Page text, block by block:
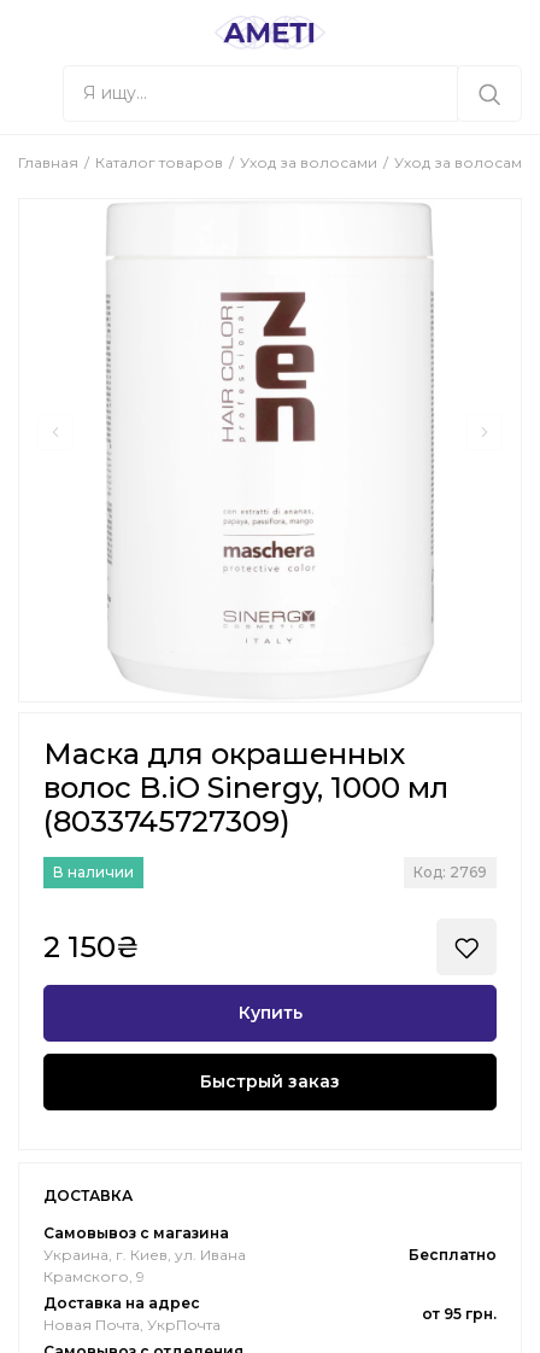
Главная Каталог товаров Уход за волосами Уход за волосами
Маска для окрашенных
волос B.iO Sinergy, 1000 мл
(8033745727309)
В наличии Код: 2769
2 150₴
Купить
Быстрый заказ
ДОСТАВКА
Самовывоз с магазина
Украина, г. Киев, ул. Ивана
Крамского, 9
Бесплатно
Доставка на адрес
Новая Почта, УкрПочта
от 95 грн.